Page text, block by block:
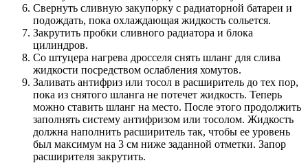
Свернуть сливную закупорку с радиаторной батареи и
подождать, пока охлаждающая жидкость сольется.
Закрутить пробки сливного радиатора и блока
цилиндров.
Со штуцера нагрева дросселя снять шланг для слива
жидкости посредством ослабления хомутов.
Заливать антифриз или тосол в расширитель до тех пор,
пока из снятого шланга не потечет жидкость. Теперь
можно ставить шланг на место. После этого продолжить
заполнять систему антифризом или тосолом. Жидкость
должна наполнить расширитель так, чтобы ее уровень
был максимум на 3 см ниже заданной отметки. Запор
расширителя закрутить.